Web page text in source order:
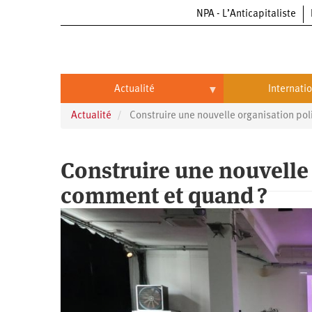
NPA - L’Anticapitaliste
Actualité
Actualité
Entreprises
Entreprises
Automobile
Aéronautique
Oppressions
Oppressions
Antiracisme
Économie
Écologie
International
Chine
États-
Unis
Continents
Continents
Actualité Construire une nouvelle organisation
Construire une
comment et quand ?